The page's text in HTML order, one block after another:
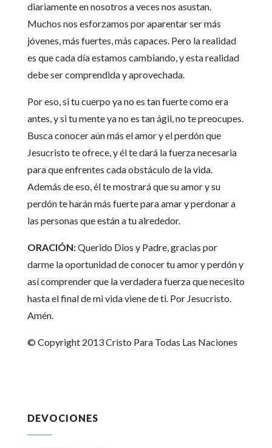
diariamente en nosotros a veces nos asustan.
Muchos nos esforzamos por aparentar ser más
jóvenes, más fuertes, más capaces. Pero la realidad
es que cada día estamos cambiando, y esta realidad
debe ser comprendida y aprovechada.
Por eso, si tu cuerpo ya no es tan fuerte como era
antes, y si tu mente ya no es tan ágil, no te preocupes.
Busca conocer aún más el amor y el perdón que
Jesucristo te ofrece, y él te dará la fuerza necesaria
para que enfrentes cada obstáculo de la vida.
Además de eso, él te mostrará que su amor y su
perdón te harán más fuerte para amar y perdonar a
las personas que están a tu alrededor.
ORACIÓN:Querido Dios y Padre, gracias por
darme la oportunidad de conocer tu amor y perdón y
así comprender que la verdadera fuerza que necesito
hasta el final de mi vida viene de ti. Por Jesucristo.
Amén.
© Copyright 2013 Cristo Para Todas Las Naciones
DEVOCIONES